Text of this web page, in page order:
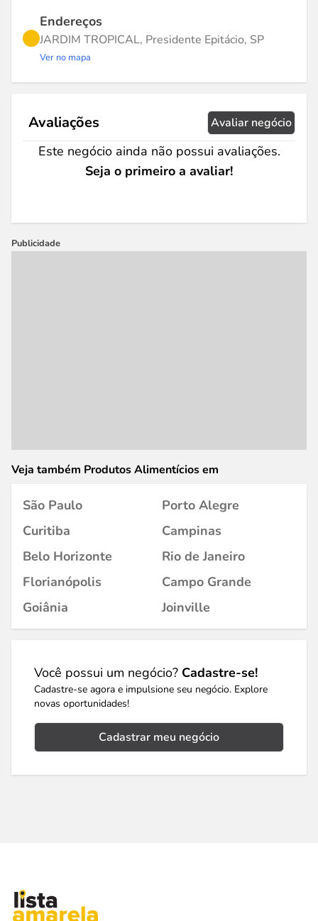
Endereços
JARDIM TROPICAL, Presidente Epitácio, SP
Ver no mapa
Avaliações Avaliar negócio
Este negócio ainda não possui avaliações.
Seja o primeiro a avaliar!
Publicidade
Veja também Produtos Alimentícios em
São Paulo
Porto Alegre
Curitiba
Campinas
Belo Horizonte
Rio de Janeiro
Florianópolis
Campo Grande
Goiânia
Joinville
Você possui um negócio? Cadastre-se!
Cadastre-se agora e impulsione seu negócio. Explore
novas oportunidades!
Cadastrar meu negócio